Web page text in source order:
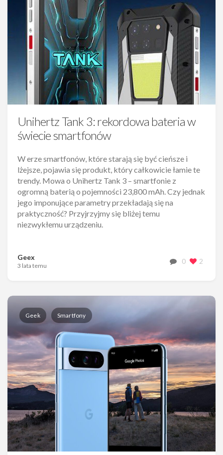
Unihertz Tank 3: rekordowa bateria w
świecie smartfonów
W erze smartfonów, które starają się być cieńsze i
lżejsze, pojawia się produkt, który całkowicie łamie te
trendy. Mowa o Unihertz Tank 3 – smartfonie z
ogromną baterią o pojemności 23,800 mAh. Czy jednak
jego imponujące parametry przekładają się na
praktyczność? Przyjrzyjmy się bliżej temu
niezwykłemu urządzeniu.
Geex
3 lata temu
0 2
Geek Smartfony